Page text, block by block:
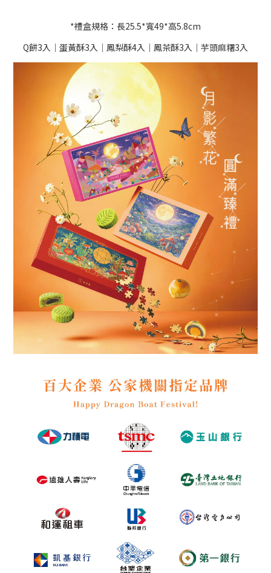
*禮盒規格：長25.5*寬49*高5.8cm
Q餅3入｜蛋黃酥3入｜鳳梨酥4入｜鳳茶酥3入｜芋頭麻糬3入